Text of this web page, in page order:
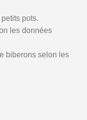
pots.
les données
biberons selon les